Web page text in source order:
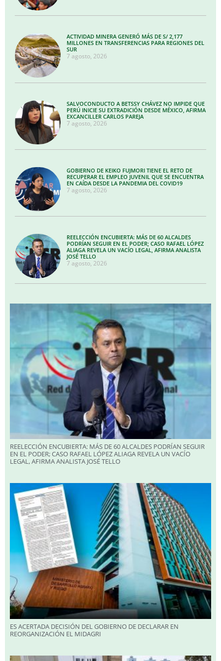
ACTIVIDAD MINERA GENERÓ MÁS DE S/ 2,177
MILLONES EN TRANSFERENCIAS PARA REGIONES DEL
SUR
7 agosto, 2026
SALVOCONDUCTO A BETSSY CHÁVEZ NO IMPIDE QUE
PERÚ INICIE SU EXTRADICIÓN DESDE MÉXICO, AFIRMA
EXCANCILLER CARLOS PAREJA
7 agosto, 2026
GOBIERNO DE KEIKO FUJMORI TIENE EL RETO DE
RECUPERAR EL EMPLEO JUVENIL QUE SE ENCUENTRA
EN CAÍDA DESDE LA PANDEMIA DEL COVID19
7 agosto, 2026
REELECCIÓN ENCUBIERTA: MÁS DE 60 ALCALDES
PODRÍAN SEGUIR EN EL PODER; CASO RAFAEL LÓPEZ
ALIAGA REVELA UN VACÍO LEGAL, AFIRMA ANALISTA
JOSÉ TELLO
7 agosto, 2026
REELECCIÓN ENCUBIERTA: MÁS DE 60 ALCALDES PODRÍAN SEGUIR
EN EL PODER; CASO RAFAEL LÓPEZ ALIAGA REVELA UN VACÍO
LEGAL, AFIRMA ANALISTA JOSÉ TELLO
ES ACERTADA DECISIÓN DEL GOBIERNO DE DECLARAR EN
REORGANIZACIÓN EL MIDAGRI